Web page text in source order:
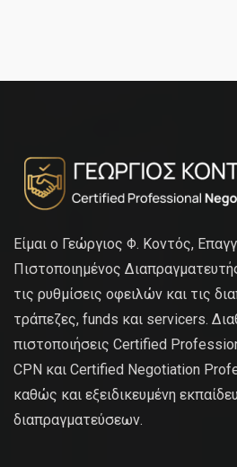
Είμαι ο Γεώργιος Φ. Κοντός,
Πιστοποιημένος
τις ρυθμίσεις οφειλών και τις
τράπεζες, funds και servicers.
πιστοποιήσεις Certified
CPN και Certified Negotiation
καθώς και εξειδικευμένη
διαπραγματεύσεων.